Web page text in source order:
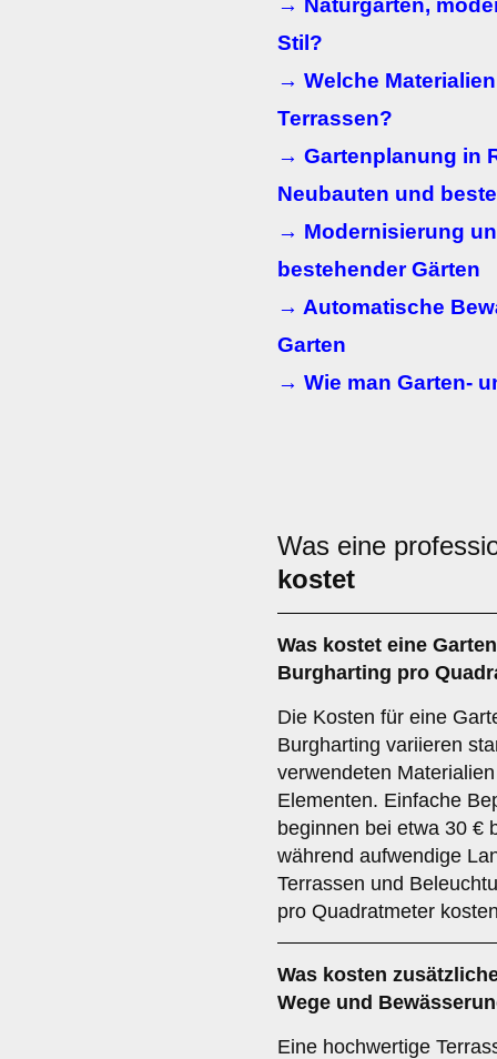
→ Naturgarten,
Stil?
→ Welche
Terrassen?
→ Gartenplanung in
Neubauten und
→ Modernisierung
bestehender Gärten
→ Automatische
Garten
→ Wie man Garten-
Was eine
kostet
Was kostet eine
Burgharting pro
Die Kosten für eine
Burgharting variieren
verwendeten
Elementen. Einfache
beginnen bei etwa 30 €
während aufwendige
Terrassen und
pro Quadratmeter
Was kosten
Wege und
Eine hochwertige